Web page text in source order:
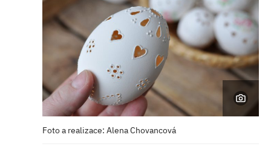
Foto a realizace: Alena Chovancová